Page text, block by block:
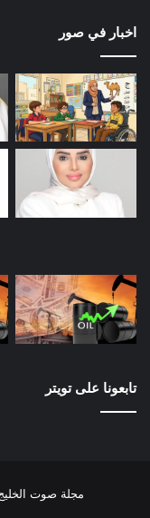
اخبار في صور
تابعونا على تويتر
مجلة صوت الخليج © 2026، جميع